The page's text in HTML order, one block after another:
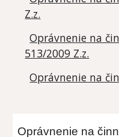
Z.z.
Oprávnenie na
513/2009 Z.z.
Oprávnenie na
Oprávnenie na